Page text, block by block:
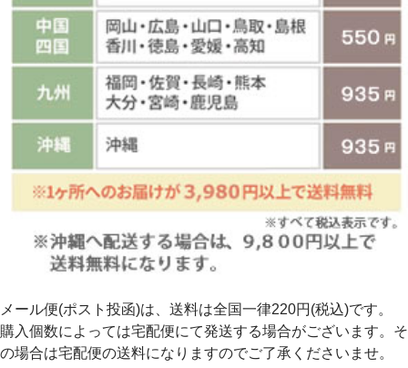
メール便(ポスト投函)は、送料は全国一律220円(税込)です。
購入個数によっては宅配便にて発送する場合がございます。そ
の場合は宅配便の送料になりますのでご了承くださいませ。